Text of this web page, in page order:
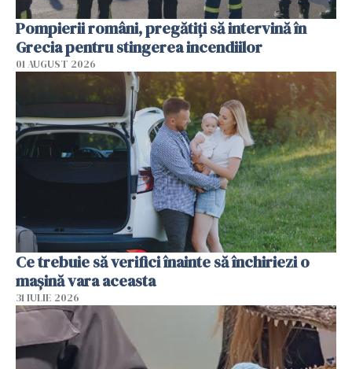
Pompierii români, pregătiţi să intervină în
Grecia pentru stingerea incendiilor
01 AUGUST 2026
Ce trebuie să verifici înainte să închiriezi o
mașină vara aceasta
31 IULIE 2026